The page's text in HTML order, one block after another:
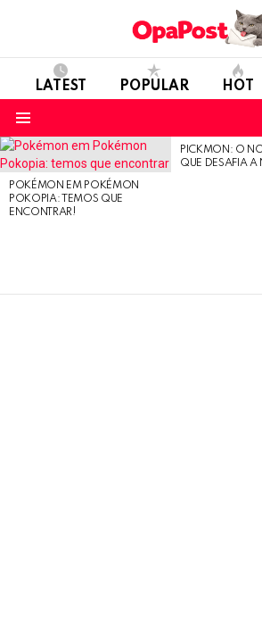
LATEST POPULAR HOT
LATEST
STORIES
POKÉMON EM POKÉMON
POKOPIA: TEMOS QUE
ENCONTRAR!
PICKMON: O
QUE DESAFIA A